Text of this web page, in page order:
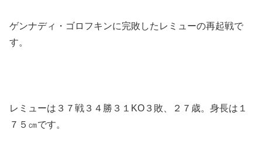
ゲンナディ・ゴロフキンに完敗したレミューの再起戦で
す。
レミューは３７戦３４勝３１KO３敗、２７歳。身長は１
７５㎝です。